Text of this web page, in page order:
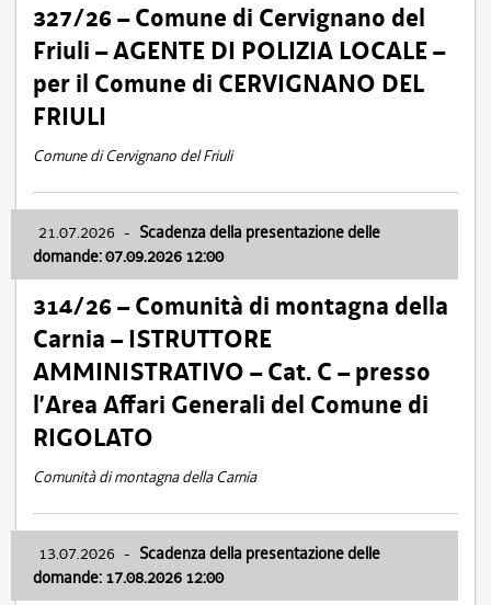
327/26 – Comune di Cervignano del
Friuli – AGENTE DI POLIZIA LOCALE –
per il Comune di CERVIGNANO DEL
FRIULI
Comune di Cervignano del Friuli
21.07.2026 - Scadenza della presentazione delle
domande: 07.09.2026 12:00
314/26 – Comunità di montagna della
Carnia – ISTRUTTORE
AMMINISTRATIVO – Cat. C – presso
l’Area Affari Generali del Comune di
RIGOLATO
Comunità di montagna della Carnia
13.07.2026 - Scadenza della presentazione delle
domande: 17.08.2026 12:00